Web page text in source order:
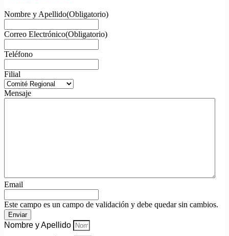
Nombre y Apellido(Obligatorio)
Correo Electrónico(Obligatorio)
Teléfono
Filial
Mensaje
Email
Este campo es un campo de validación y debe quedar sin cambios.
Nombre y Apellido